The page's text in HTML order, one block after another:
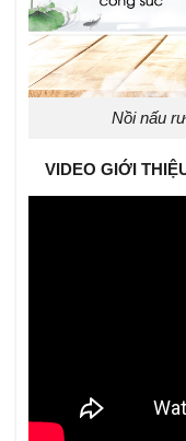
Nồi nấu
VIDEO GIỚI